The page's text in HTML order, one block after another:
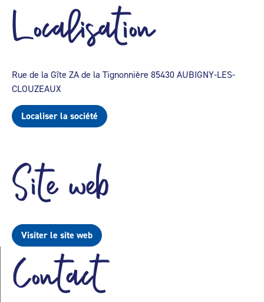
Localisation
Rue de la Gîte ZA de la Tignonnière 85430 AUBIGNY-LES-
CLOUZEAUX
Localiser la société
Site web
Visiter le site web
Contact